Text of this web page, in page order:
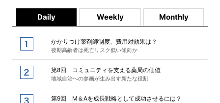
Daily Weekly Monthly
かかりつけ薬剤師制度、費用対効果は？
後期高齢者は死亡リスク低い傾向か
第8回 コミュニティを支える薬局の価値
地域自治への参画が生み出す新たな役割
第9回 M＆Aを成長戦略として成功させるには？